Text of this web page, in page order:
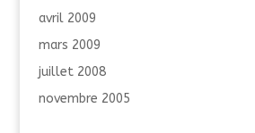
avril 2009
mars 2009
juillet 2008
novembre 2005